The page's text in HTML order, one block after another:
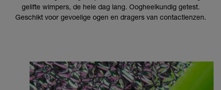
gelifte wimpers, de hele dag lang. Oogheelkundig getest.
Geschikt voor gevoelige ogen en dragers van contactlenzen.